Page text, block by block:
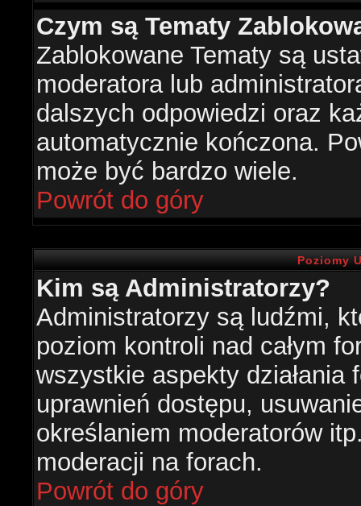
Czym są Tematy
Zablokowane Tematy są
moderatora lub
dalszych odpowiedzi oraz
automatycznie kończona.
może być bardzo wiele.
Powrót do góry
Poziomy
Kim są Administratorzy?
Administratorzy są ludźmi,
poziom kontroli nad całym
wszystkie aspekty działania
uprawnień dostępu,
określaniem moderatorów
moderacji na forach.
Powrót do góry